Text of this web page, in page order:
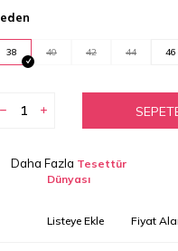
38 40 42 44 46
Daha Fazla Tesettür
Dünyası
Listeye Ekle Fiyat